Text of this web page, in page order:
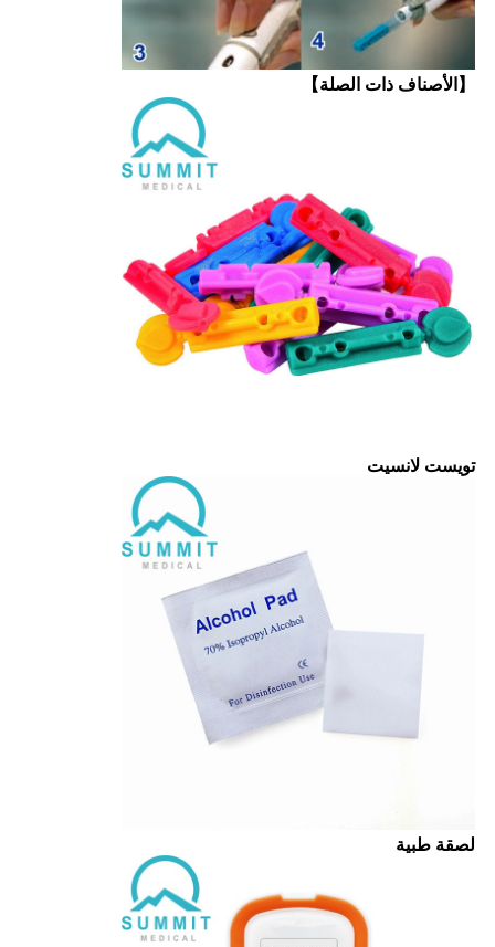
【الأصناف ذات الصلة】
تويست لانسيت
لصقة طبية